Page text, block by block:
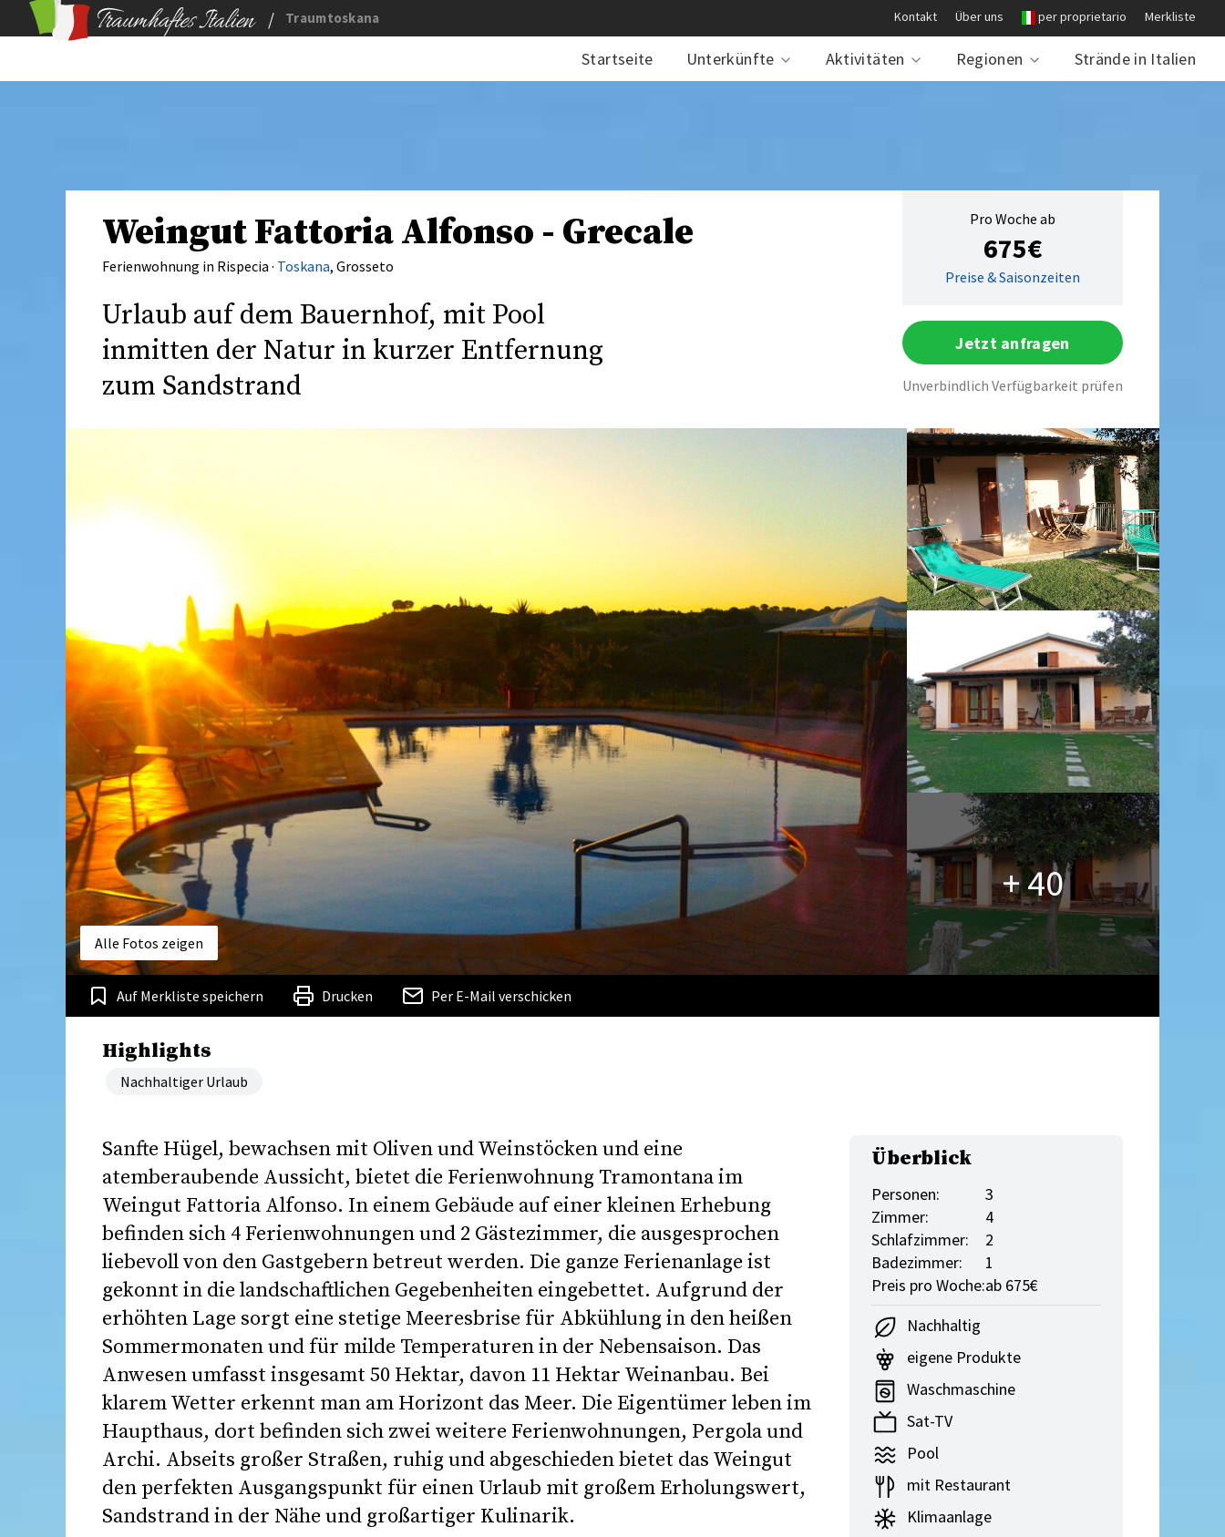
/ Traumtoskana Kontakt Über uns per proprietario Merkliste
Startseite Unterkünfte Aktivitäten Regionen Strände in Italien
Weingut Fattoria Alfonso - Grecale
Ferienwohnung in Rispecia · Toskana, Grosseto
Urlaub auf dem Bauernhof, mit Pool
inmitten der Natur in kurzer Entfernung
zum Sandstrand
Pro Woche ab
675€
Preise & Saisonzeiten
Jetzt anfragen
Unverbindlich Verfügbarkeit prüfen
Alle Fotos zeigen
+ 40
Auf Merkliste speichern Drucken Per E-Mail verschicken
Highlights
Nachhaltiger Urlaub
Überblick
Personen:
3
Zimmer:
4
Schlafzimmer:
2
Badezimmer:
1
Preis pro Woche:ab 675€
Nachhaltig
eigene Produkte
Waschmaschine
Sat-TV
Pool
mit Restaurant
Klimaanlage
Sanfte Hügel, bewachsen mit Oliven und Weinstöcken und eine
atemberaubende Aussicht, bietet die Ferienwohnung Tramontana im
Weingut Fattoria Alfonso. In einem Gebäude auf einer kleinen Erhebung
befinden sich 4 Ferienwohnungen und 2 Gästezimmer, die ausgesprochen
liebevoll von den Gastgebern betreut werden. Die ganze Ferienanlage ist
gekonnt in die landschaftlichen Gegebenheiten eingebettet. Aufgrund der
erhöhten Lage sorgt eine stetige Meeresbrise für Abkühlung in den heißen
Sommermonaten und für milde Temperaturen in der Nebensaison. Das
Anwesen umfasst insgesamt 50 Hektar, davon 11 Hektar Weinanbau. Bei
klarem Wetter erkennt man am Horizont das Meer. Die Eigentümer leben im
Haupthaus, dort befinden sich zwei weitere Ferienwohnungen, Pergola und
Archi. Abseits großer Straßen, ruhig und abgeschieden bietet das Weingut
den perfekten Ausgangspunkt für einen Urlaub mit großem Erholungswert,
Sandstrand in der Nähe und großartiger Kulinarik.